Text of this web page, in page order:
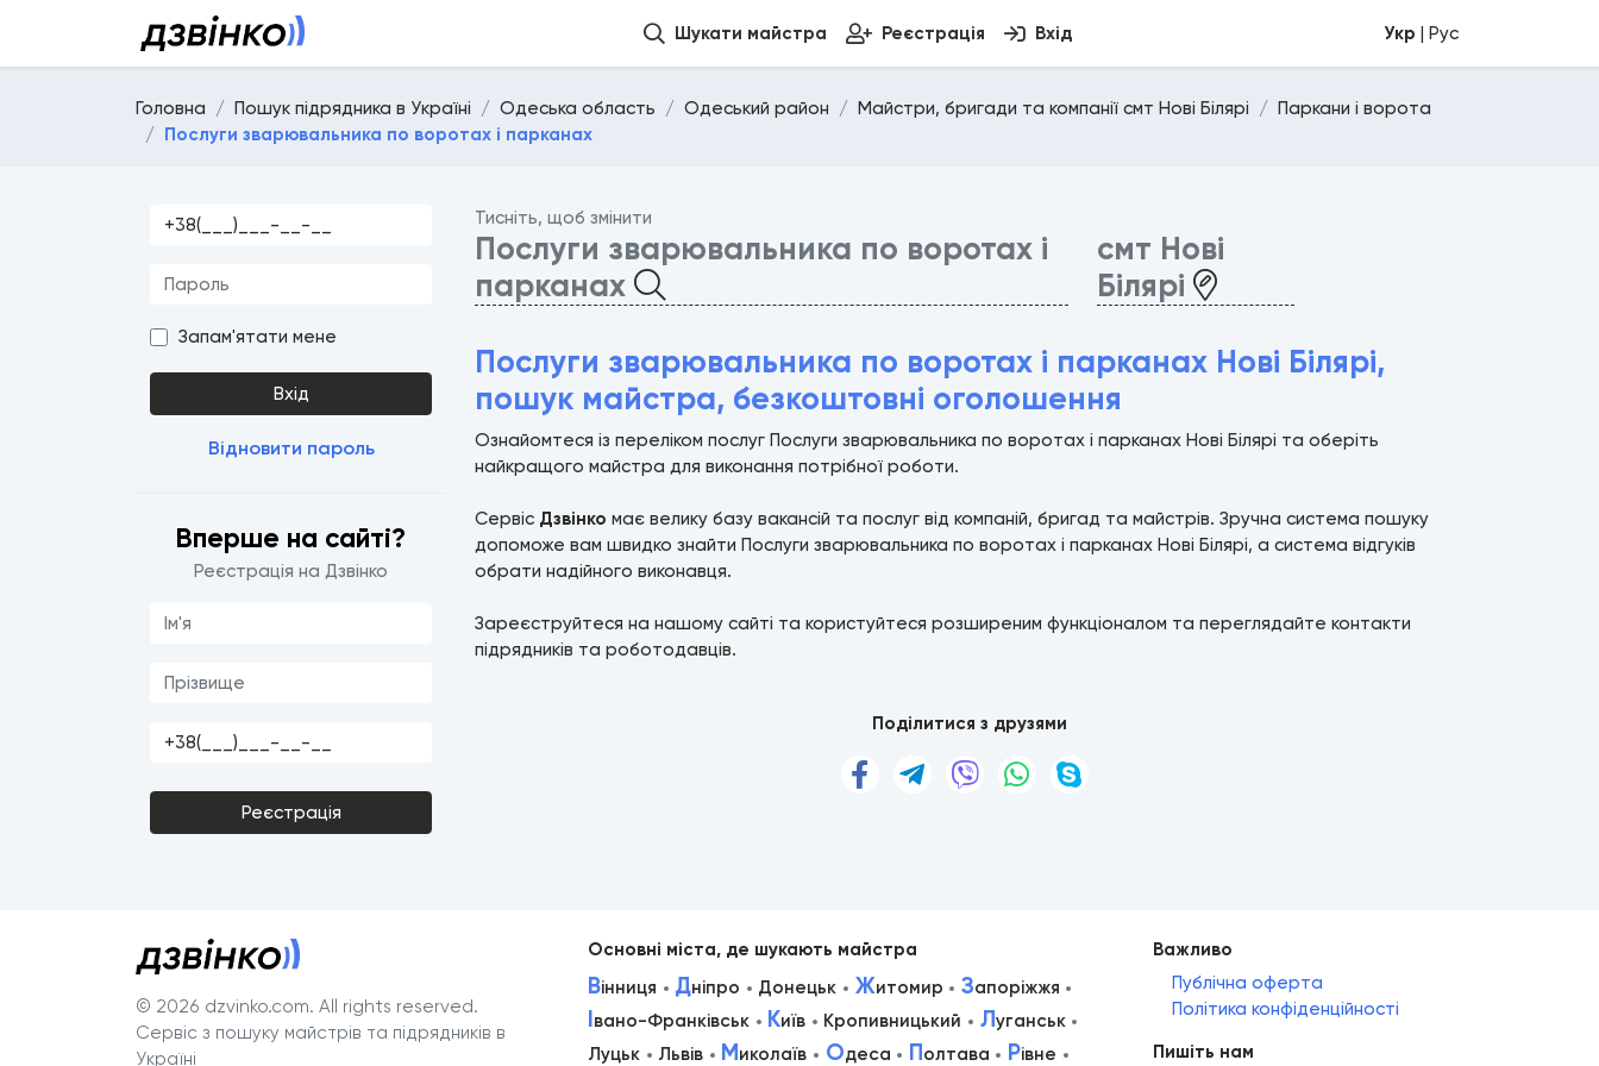
Шукати майстра Реєстрація Вхід Укр | Рус
Головна Пошук підрядника в Україні Одеська область Одеський район Майстри, бригади та компанії смт Нові Білярі
Паркани і ворота
Послуги зварювальника по воротах і парканах
Запам'ятати мене
Вхід
Відновити пароль
Вперше на сайті?
Реєстрація на Дзвінко
Реєстрація
Тисніть, щоб змінити
Послуги зварювальника по воротах і
парканах
смт Нові
Білярі
Послуги зварювальника по воротах і парканах Нові Білярі,
пошук майстра, безкоштовні оголошення
Ознайомтеся із переліком послуг Послуги зварювальника по воротах і парканах Нові Білярі та оберіть
найкращого майстра для виконання потрібної роботи.
Сервіс Дзвінко має велику базу вакансій та послуг від компаній, бригад та майстрів. Зручна система пошуку
допоможе вам швидко знайти Послуги зварювальника по воротах і парканах Нові Білярі, а система відгуків
обрати надійного виконавця.
Зареєструйтеся на нашому сайті та користуйтеся розширеним функціоналом та переглядайте контакти
підрядників та роботодавців.
Поділитися з друзями
© 2026 dzvinko.com. All rights reserved.
Сервіс з пошуку майстрів та підрядників в
Україні
Основні міста, де шукають майстра
Вінниця Дніпро Донецьк Житомир Запоріжжя
Івано-Франківськ Київ Кропивницький Луганськ
Луцьк
Львів Миколаїв Одеса Полтава Рівне
Важливо
Публічна оферта
Політика конфіденційності
Пишіть нам